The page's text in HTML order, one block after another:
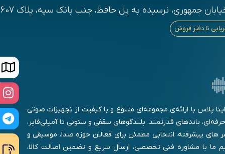
جمهوری، نرسیده به پل حافظ، جنب بانک سپه، پلاک 607
تا دفتر فروش
پلاس با ارائه‌ی مجموعه‌ای متنوع و با کیفیت از تجهیزات صوتی
باندهای قدرتمند، بلندگوهای سقفی و ستونی تا آمپلی‌فایر،
های پیشرفته، انتخابی مطمئن برای فعالان حوزه صدا، موسیقی و
ما با مشاوره فنی تخصصی، ارسال سریع و تضمین اصالت کالا،